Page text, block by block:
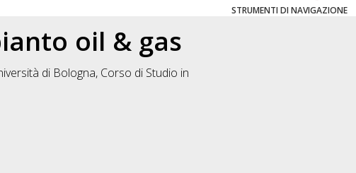
STRUMENTI DI NAVIGAZIONE
oil & gas
di Bologna, Corso di Studio in